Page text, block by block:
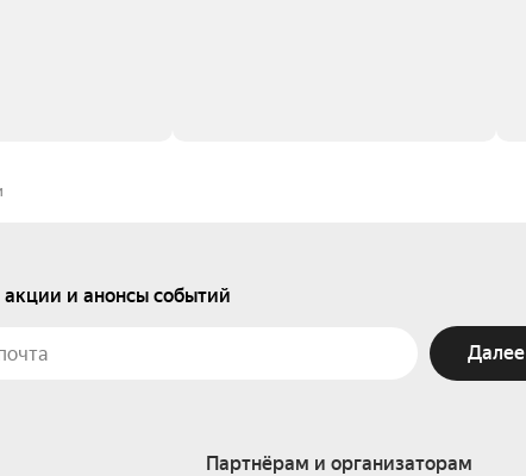
и анонсы событий
Далее
Партнёрам и организаторам